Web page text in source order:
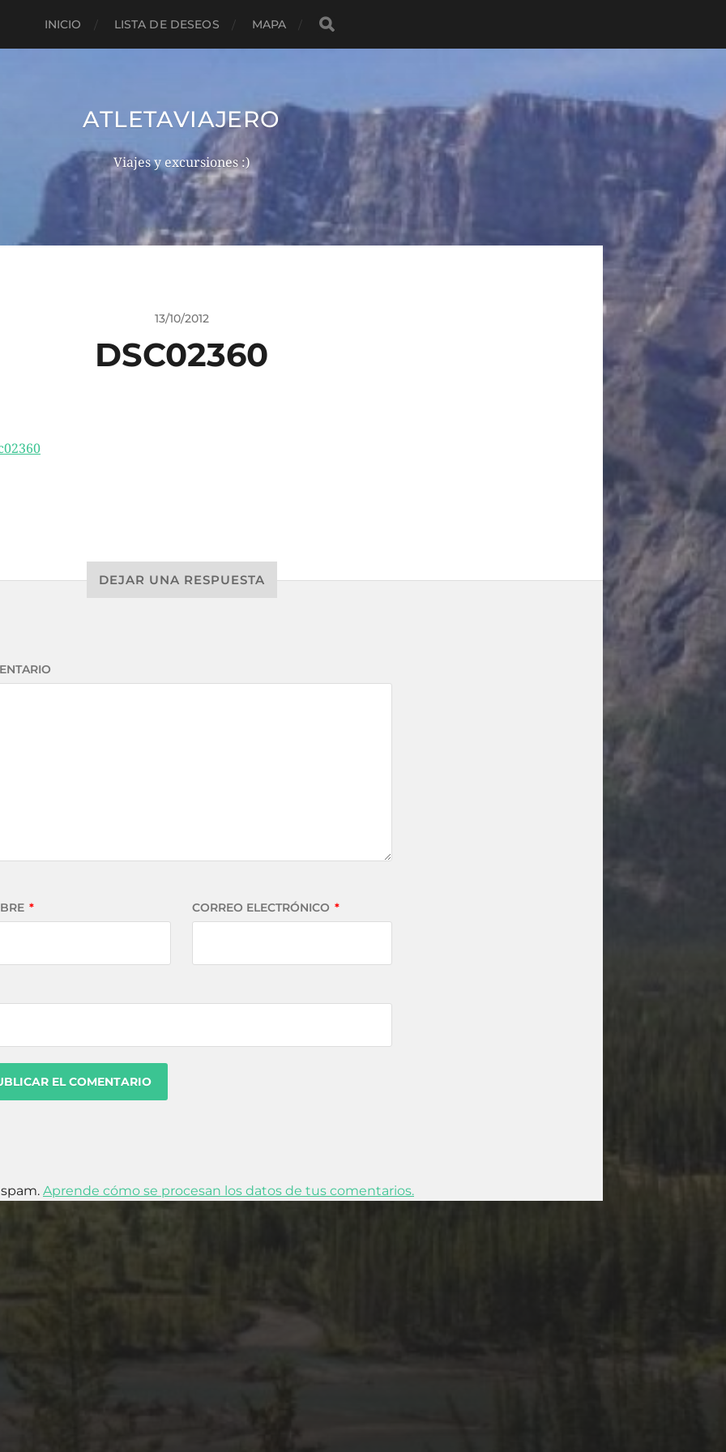
INICIO LISTA DE DESEOS MAPA
ATLETAVIAJERO
Viajes y excursiones :)
13/10/2012
DSC02360
DEJAR UNA RESPUESTA
* CORREO ELECTRÓNICO *
Aprende cómo se procesan los datos de tus comentarios.